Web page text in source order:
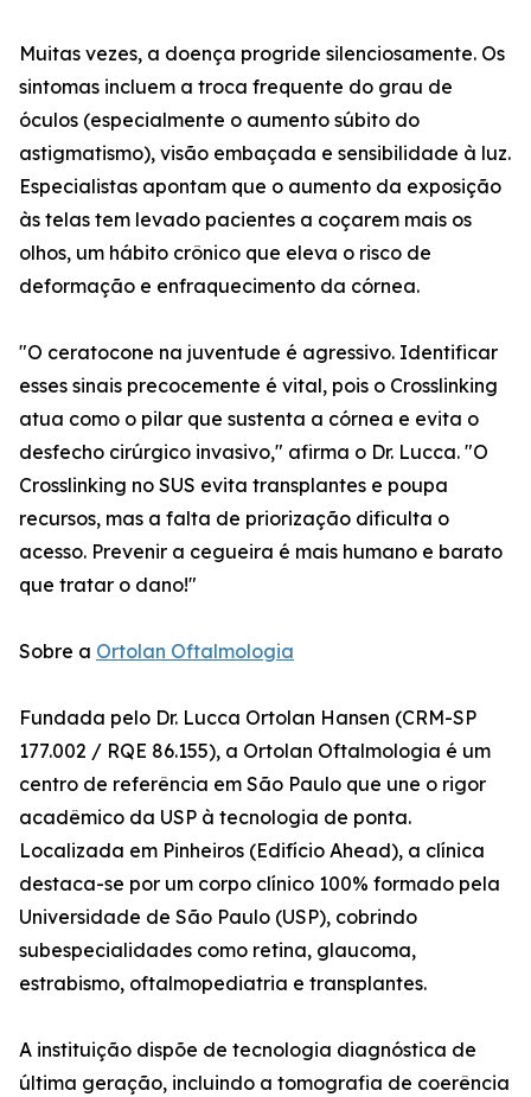
Muitas vezes, a doença progride silenciosamente. Os
sintomas incluem a troca frequente do grau de
óculos (especialmente o aumento súbito do
astigmatismo), visão embaçada e sensibilidade à luz.
Especialistas apontam que o aumento da exposição
às telas tem levado pacientes a coçarem mais os
olhos, um hábito crônico que eleva o risco de
deformação e enfraquecimento da córnea.
"O ceratocone na juventude é agressivo. Identificar
esses sinais precocemente é vital, pois o Crosslinking
atua como o pilar que sustenta a córnea e evita o
desfecho cirúrgico invasivo," afirma o Dr. Lucca. "O
Crosslinking no SUS evita transplantes e poupa
recursos, mas a falta de priorização dificulta o
acesso. Prevenir a cegueira é mais humano e barato
que tratar o dano!"
Sobre a Ortolan Oftalmologia
Fundada pelo Dr. Lucca Ortolan Hansen (CRM-SP
177.002 / RQE 86.155), a Ortolan Oftalmologia é um
centro de referência em São Paulo que une o rigor
acadêmico da USP à tecnologia de ponta.
Localizada em Pinheiros (Edifício Ahead), a clínica
destaca-se por um corpo clínico 100% formado pela
Universidade de São Paulo (USP), cobrindo
subespecialidades como retina, glaucoma,
estrabismo, oftalmopediatria e transplantes.
A instituição dispõe de tecnologia diagnóstica de
última geração, incluindo a tomografia de coerência